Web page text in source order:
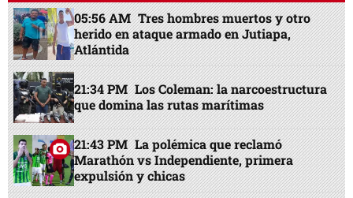
05:56 AM Tres hombres muertos y otro
herido en ataque armado en Jutiapa,
Atlántida
21:34 PM Los Coleman: la narcoestructura
que domina las rutas marítimas
21:43 PM La polémica que reclamó
Marathón vs Independiente, primera
expulsión y chicas